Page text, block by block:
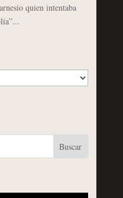
quien intentaba